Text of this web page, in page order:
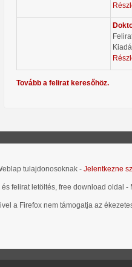
Tovább a felirat keresőhöz.
tulajdonosoknak - Jelentkezne
felirat letöltés, free download oldal -
a Firefox nem támogatja az